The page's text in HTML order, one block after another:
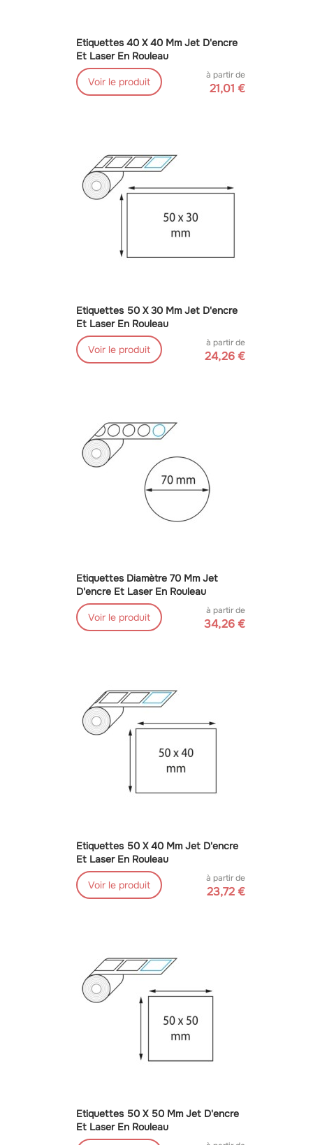
Etiquettes 40 X 40 Mm Jet D'encre
Et Laser En Rouleau
Voir le produit
à partir de
21,01 €
Etiquettes 50 X 30 Mm Jet D'encre
Et Laser En Rouleau
Voir le produit
à partir de
24,26 €
Etiquettes Diamètre 70 Mm Jet
D'encre Et Laser En Rouleau
Voir le produit
à partir de
34,26 €
Etiquettes 50 X 40 Mm Jet D'encre
Et Laser En Rouleau
Voir le produit
à partir de
23,72 €
Etiquettes 50 X 50 Mm Jet D'encre
Et Laser En Rouleau